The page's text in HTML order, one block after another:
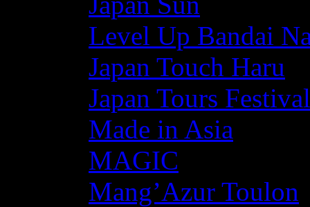
Level Up Bandai
Japan Touch Haru
Japan Tours Festival
Made in Asia
MAGIC
Mang’Azur Toulon